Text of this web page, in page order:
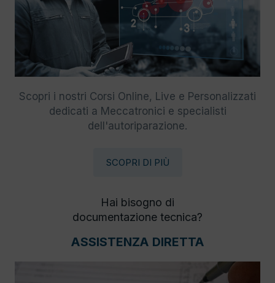
Scopri i nostri Corsi Online, Live e Personalizzati
dedicati a Meccatronici e specialisti
dell'autoriparazione.
SCOPRI DI PIÙ
Hai bisogno di
documentazione tecnica?
ASSISTENZA DIRETTA